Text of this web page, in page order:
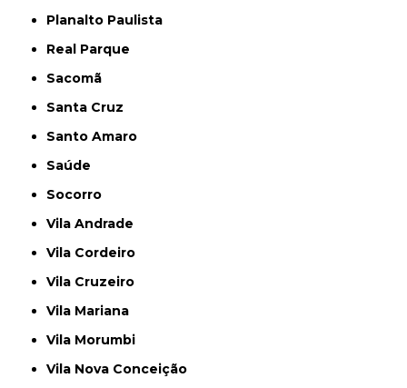
Planalto Paulista
Real Parque
Sacomã
Santa Cruz
Santo Amaro
Saúde
Socorro
Vila Andrade
Vila Cordeiro
Vila Cruzeiro
Vila Mariana
Vila Morumbi
Vila Nova Conceição